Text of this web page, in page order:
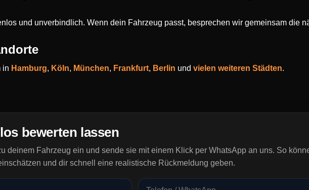
und unverbindlich. Wenn dein Fahrzeug passt, besprechen wir gemeinsam die
in Hamburg, Köln, München, Frankfurt, Berlin und vielen weiteren Städten.
bewerten lassen
deinem Fahrzeug ein und sende sie mit einem Klick per WhatsApp an uns. So
und dir schnell eine realistische Rückmeldung geben.